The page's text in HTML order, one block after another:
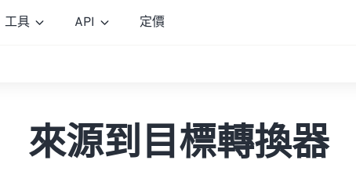
工具 API 定價
來源到目標轉換器